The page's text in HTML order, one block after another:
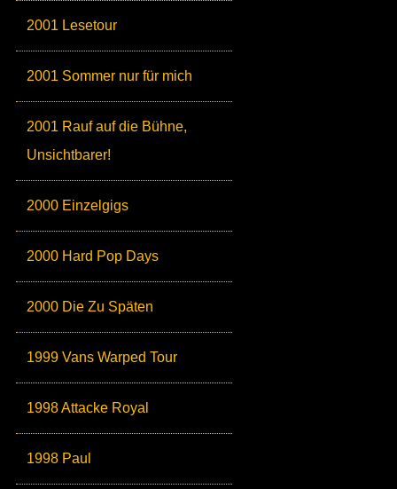
2001 Lesetour
2001 Sommer nur für mich
2001 Rauf auf die Bühne,
Unsichtbarer!
2000 Einzelgigs
2000 Hard Pop Days
2000 Die Zu Späten
1999 Vans Warped Tour
1998 Attacke Royal
1998 Paul